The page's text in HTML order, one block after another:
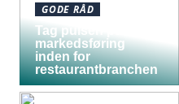
GODE RÅD
Tag pulsen på digital
markedsføring
inden for
restaurantbranchen